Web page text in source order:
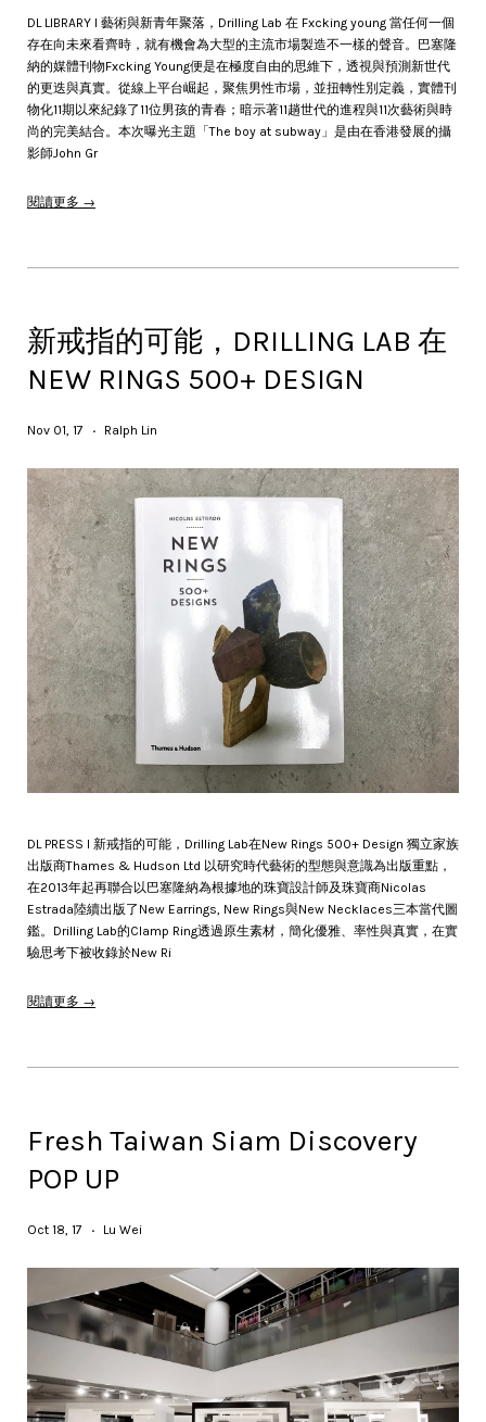
DL LIBRARY l 藝術與新青年聚落，Drilling Lab 在 Fxcking young 當任何一個
存在向未來看齊時，就有機會為大型的主流市場製造不一樣的聲音。巴塞隆
納的媒體刊物Fxcking Young便是在極度自由的思維下，透視與預測新世代
的更迭與真實。從線上平台崛起，聚焦男性市場，並扭轉性別定義，實體刊
物化11期以來紀錄了11位男孩的青春；暗示著11趟世代的進程與11次藝術與時
尚的完美結合。本次曝光主題「The boy at subway」是由在香港發展的攝
影師John Gr
閱讀更多 →
新戒指的可能，DRILLING LAB 在
NEW RINGS 500+ DESIGN
Nov 01, 17 • Ralph Lin
DL PRESS l 新戒指的可能，Drilling Lab在New Rings 500+ Design 獨立家族
出版商Thames & Hudson Ltd 以研究時代藝術的型態與意識為出版重點，
在2013年起再聯合以巴塞隆納為根據地的珠寶設計師及珠寶商Nicolas
Estrada陸續出版了New Earrings, New Rings與New Necklaces三本當代圖
鑑。Drilling Lab的Clamp Ring透過原生素材，簡化優雅、率性與真實，在實
驗思考下被收錄於New Ri
閱讀更多 →
Fresh Taiwan Siam Discovery
POP UP
Oct 18, 17 • Lu Wei